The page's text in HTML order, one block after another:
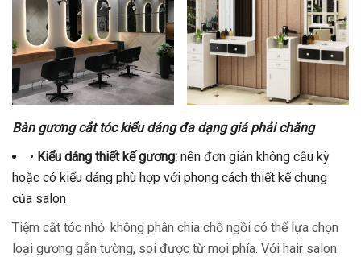
Bàn gương cắt tóc kiểu dáng đa dạng giá phải chăng
• Kiểu dáng thiết kế gương: nên đơn giản không cầu kỳ
hoặc có kiểu dáng phù hợp với phong cách thiết kế chung
của salon
Tiệm cắt tóc nhỏ. không phân chia chỗ ngồi có thể lựa chọn
loại gương gắn tường, soi được từ mọi phía. Với hair salon